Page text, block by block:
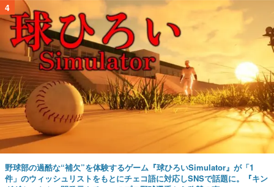
4
野球部の過酷な“補欠”を体験するゲーム『球ひろいSimulator』が「1
件」のウィッシュリストをもとにチェコ語に対応しSNSで話題に。『キン